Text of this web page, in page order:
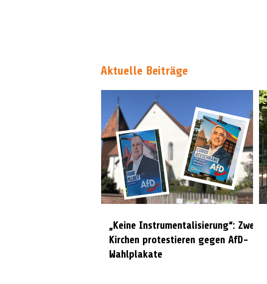
Aktuelle Beiträge
„Keine Instrumentalisierung“: Zwei
Kirchen protestieren gegen AfD-
Wahlplakate